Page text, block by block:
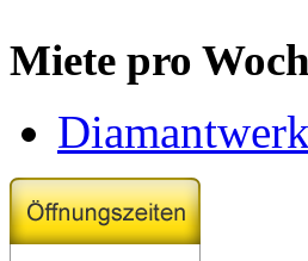
Miete pro